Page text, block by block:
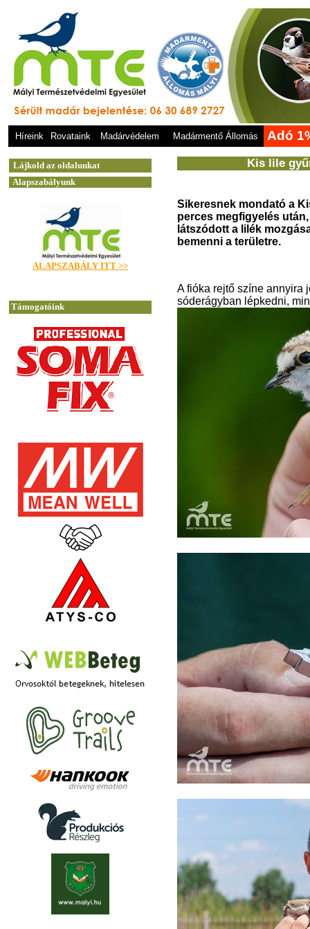
Híreink Rovataink Madárvédelem Madármentő Állomás Adó
Kis lile
Sikeresnek mondató a
perces megfigyelés
látszódott a lilék
bemenni a területre.
A fióka rejtő színe annyira
sóderágyban lépkedni,